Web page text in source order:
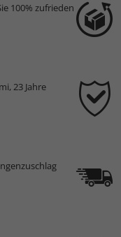
100% zufrieden
23 Jahre